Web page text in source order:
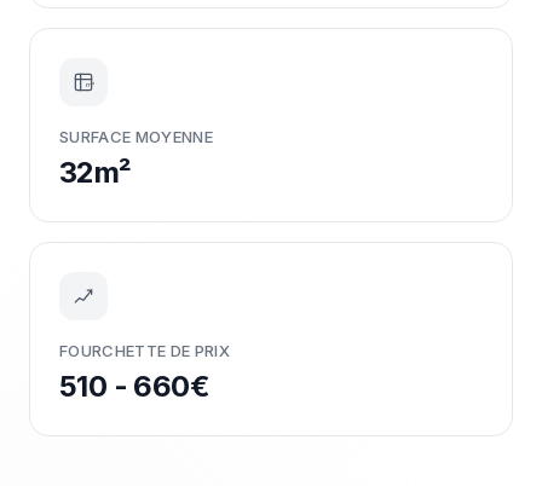
m²
SURFACE MOYENNE
32m²
FOURCHETTE DE PRIX
510 - 660€